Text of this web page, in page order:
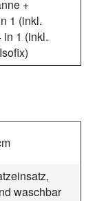
+
1 (inkl.
in 1 (inkl.
waschbar